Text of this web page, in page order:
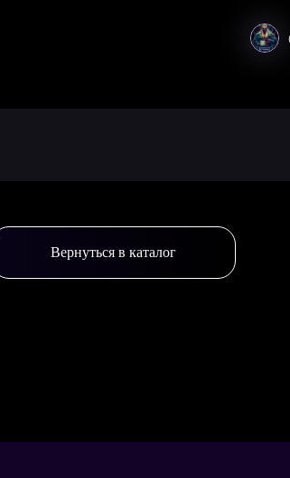
Вернуться в каталог